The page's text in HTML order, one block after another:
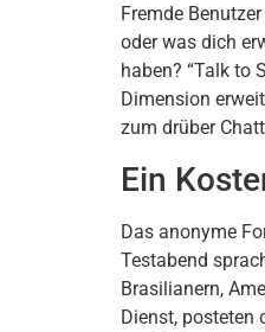
Fremde
oder was dich
haben? “Talk to
Dimension
zum drüber
Ein
Das anonyme
Testabend
Brasilianern,
Dienst, posteten